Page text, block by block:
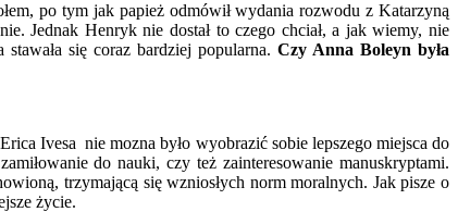
po tym jak papież odmówił wydania rozwodu z Katarzyną
Jednak Henryk nie dostał to czego chciał, a jak wiemy, nie
się coraz bardziej popularna.Czy Anna Boleyn była
Ivesa nie mozna było wyobrazić sobie lepszego miejsca do
do nauki, czy też zainteresowanie manuskryptami.
trzymającą się wzniosłych norm moralnych. Jak pisze o
życie.